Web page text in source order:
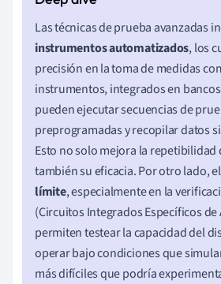
Las técnicas de prueba avanzadas
instrumentos automatizados, los
precisión en la toma de medidas
instrumentos, integrados en
pueden ejecutar secuencias de
preprogramadas y recopilar datos
Esto no solo mejora la repetibilidad
también su eficacia. Por otro lado,
límite, especialmente en la
(Circuitos Integrados Específicos de
permiten testear la capacidad del
operar bajo condiciones que
más difíciles que podría